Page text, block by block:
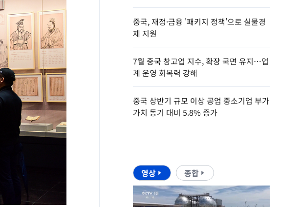
중국, 재정·금융 '패키지 정책'으로 실물경
제 지원
7월 중국 창고업 지수, 확장 국면 유지…업
계 운영 회복력 강해
중국 상반기 규모 이상 공업 중소기업 부가
가치 동기 대비 5.8% 증가
영상 종합